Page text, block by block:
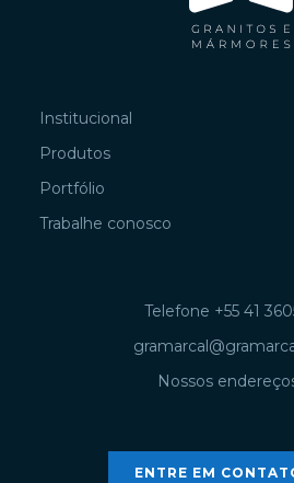
Institucional
Produtos
Portfólio
Trabalhe conosco
Telefone +55 41
Nossos
ENTRE EM